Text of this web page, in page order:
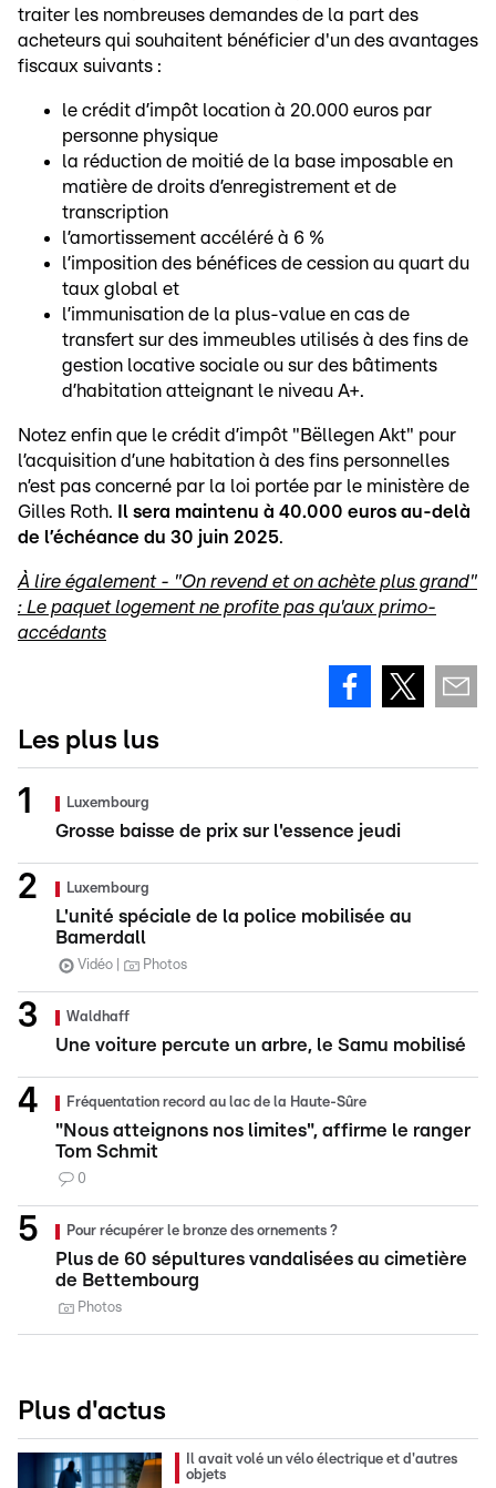
traiter les nombreuses demandes de la part des
acheteurs qui souhaitent bénéficier d'un des avantages
fiscaux suivants :
le crédit d’impôt location à 20.000 euros par
personne physique
la réduction de moitié de la base imposable en
matière de droits d’enregistrement et de
transcription
l’amortissement accéléré à 6 %
l’imposition des bénéfices de cession au quart du
taux global et
l’immunisation de la plus-value en cas de
transfert sur des immeubles utilisés à des fins de
gestion locative sociale ou sur des bâtiments
d’habitation atteignant le niveau A+.
Notez enfin que le crédit d’impôt "Bëllegen Akt" pour
l’acquisition d’une habitation à des fins personnelles
n’est pas concerné par la loi portée par le ministère de
Gilles Roth.
Il sera maintenu à 40.000 euros au-delà
de l’échéance du 30 juin 2025.
À lire également - "On revend et on achète plus grand"
: Le paquet logement ne profite pas qu'aux primo-
accédants
Les plus lus
Luxembourg
Grosse baisse de prix sur l'essence jeudi
Luxembourg
L'unité spéciale de la police mobilisée au
Bamerdall
Vidéo Photos
Waldhaff
Une voiture percute un arbre, le Samu mobilisé
Fréquentation record au lac de la Haute-Sûre
"Nous atteignons nos limites", affirme le ranger
Tom Schmit
0
Pour récupérer le bronze des ornements ?
Plus de 60 sépultures vandalisées au cimetière
de Bettembourg
Photos
Plus d'actus
Il avait volé un vélo électrique et d'autres
objets